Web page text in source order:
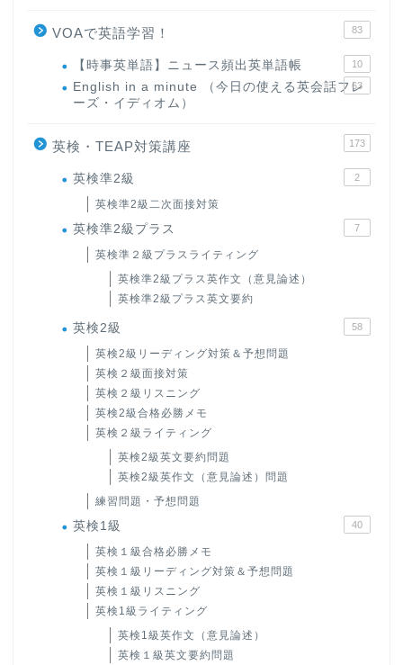
VOAで英語学習！ 83
【時事英単語】ニュース頻出英単語帳 10
English in a minute （今日の使える英会話フレ
ーズ・イディオム）
63
英検・TEAP対策講座 173
英検準2級 2
英検準2級二次面接対策
英検準2級プラス 7
英検準２級プラスライティング
英検準2級プラス英作文（意見論述）
英検準2級プラス英文要約
英検2級 58
英検2級リーディング対策＆予想問題
英検２級面接対策
英検２級リスニング
英検2級合格必勝メモ
英検２級ライティング
英検2級英文要約問題
英検2級英作文（意見論述）問題
練習問題・予想問題
英検1級 40
英検１級合格必勝メモ
英検１級リーディング対策＆予想問題
英検１級リスニング
英検1級ライティング
英検1級英作文（意見論述）
英検１級英文要約問題